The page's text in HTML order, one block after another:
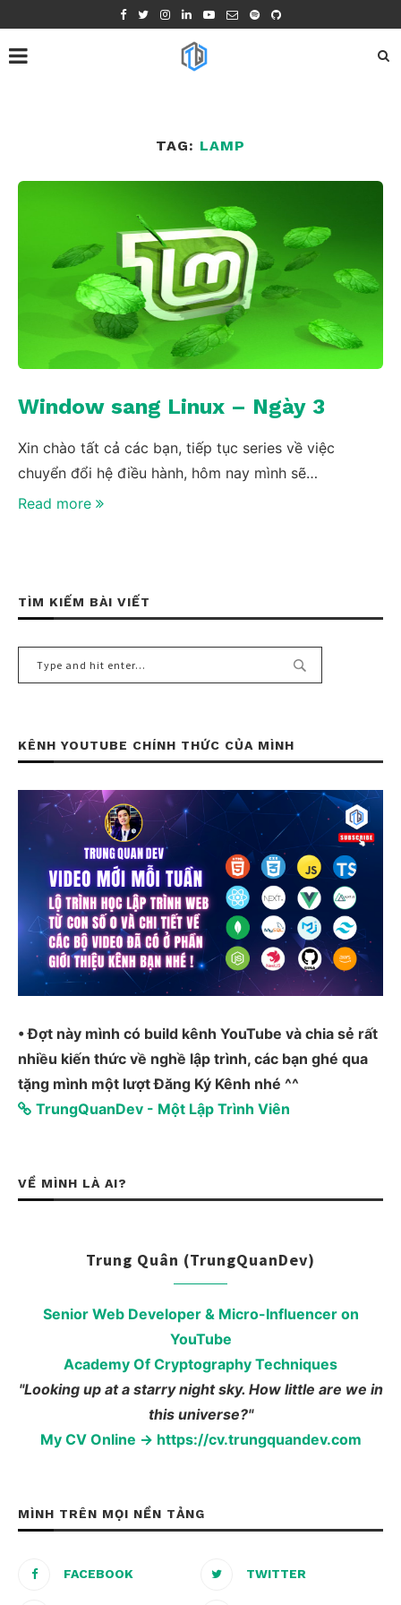
TAG: LAMP
Window sang Linux – Ngày 3
Xin chào tất cả các bạn, tiếp tục series về việc
chuyển đổi hệ điều hành, hôm nay mình sẽ…
Read more
TÌM KIẾM BÀI VIẾT
KÊNH YOUTUBE CHÍNH THỨC CỦA MÌNH
• Đợt này mình có build kênh YouTube và chia sẻ rất
nhiều kiến thức về nghề lập trình, các bạn ghé qua
tặng mình một lượt Đăng Ký Kênh nhé ^^
TrungQuanDev - Một Lập Trình Viên
VỀ MÌNH LÀ AI?
Trung Quân (TrungQuanDev)
Senior Web Developer & Micro-Influencer on
YouTube
Academy Of Cryptography Techniques
"Looking up at a starry night sky. How little are we in
this universe?"
My CV Online → https://cv.trungquandev.com
MÌNH TRÊN MỌI NỀN TẢNG
FACEBOOK TWITTER